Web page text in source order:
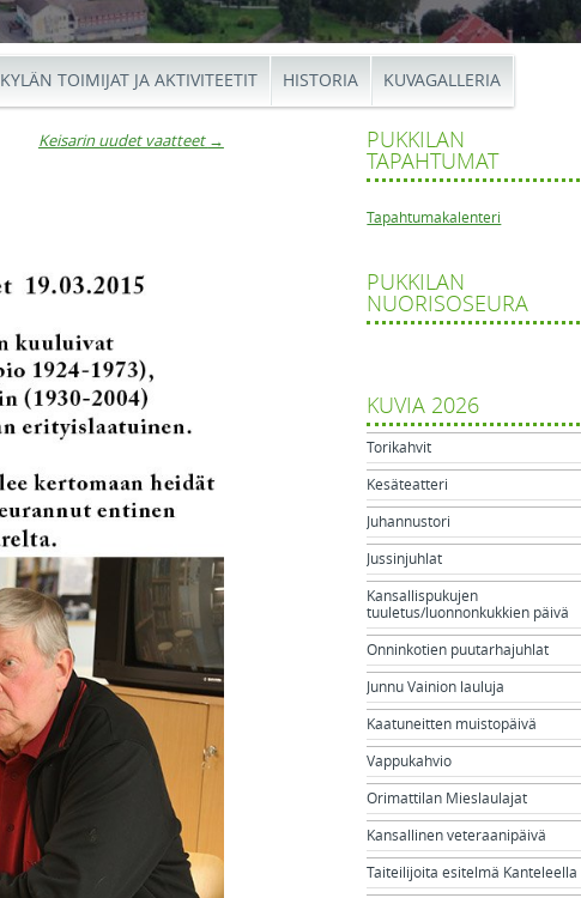
KYLÄN TOIMIJAT JA AKTIVITEETIT HISTORIA KUVAGALLERIA
Keisarin uudet vaatteet →
Artikkelien navigaatio
Kansallisteatterin
kiertuenäyttämön
PUKKILAN
TAPAHTUMAT
Tapahtumakalenteri
PUKKILAN
NUORISOSEURA
KUVIA 2026
Torikahvit
Kesäteatteri
Juhannustori
Jussinjuhlat
Kansallispukujen
tuuletus/luonnonkukkien päivä
Onninkotien puutarhajuhlat
Junnu Vainion lauluja
Kaatuneitten muistopäivä
Vappukahvio
Orimattilan Mieslaulajat
Kansallinen veteraanipäivä
Taiteilijoita esitelmä Kanteleella